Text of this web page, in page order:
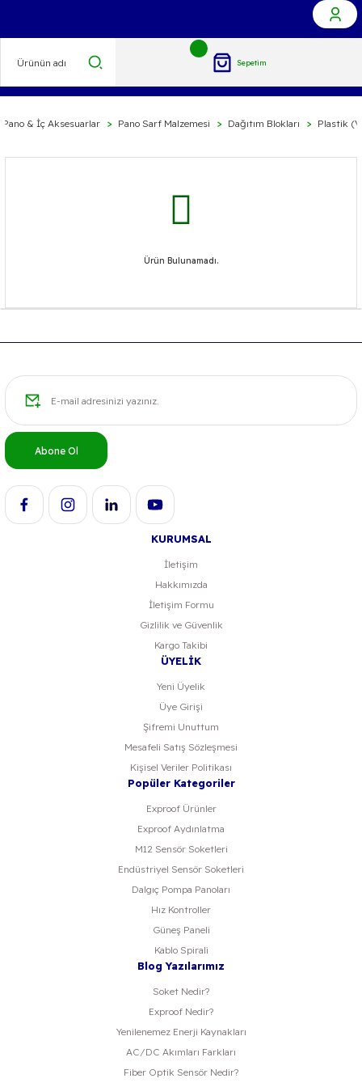
Sepetim
Pano & İç Aksesuarlar Pano Sarf Malzemesi Dağıtım Blokları Plastik
Ürün Bulunamadı.
Abone Ol
KURUMSAL
İletişim
Hakkımızda
İletişim Formu
Gizlilik ve Güvenlik
Kargo Takibi
ÜYELİK
Yeni Üyelik
Üye Girişi
Şifremi Unuttum
Mesafeli Satış Sözleşmesi
Kişisel Veriler Politikası
Popüler Kategoriler
Exproof Ürünler
Exproof Aydınlatma
M12 Sensör Soketleri
Endüstriyel Sensör Soketleri
Dalgıç Pompa Panoları
Hız Kontroller
Güneş Paneli
Kablo Spirali
Blog Yazılarımız
Soket Nedir?
Exproof Nedir?
Yenilenemez Enerji Kaynakları
AC/DC Akımları Farkları
Fiber Optik Sensör Nedir?